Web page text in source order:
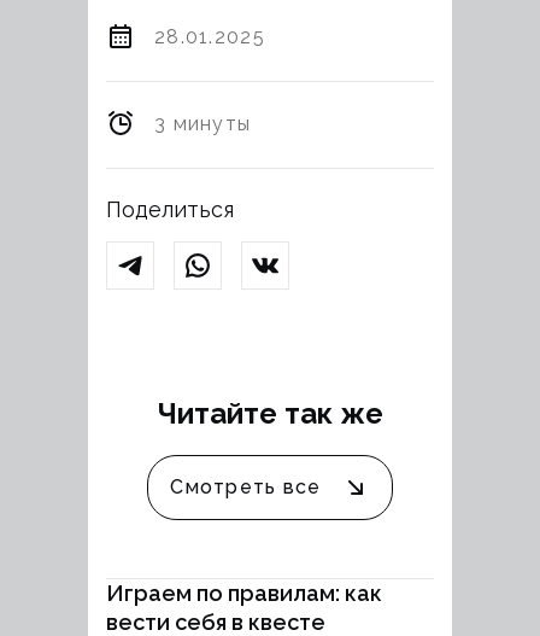
28.01.2025
3 минуты
Поделиться
Читайте так же
Смотреть все
Играем по правилам: как
вести себя в квесте